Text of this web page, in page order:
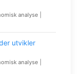
analyse |
utvikler
analyse |